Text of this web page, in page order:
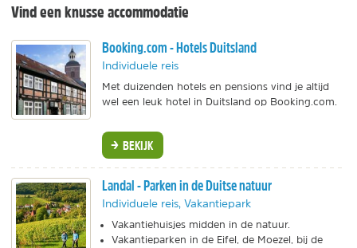
Vind een knusse accommodatie
Booking.com - Hotels Duitsland
Individuele reis
Met duizenden hotels en pensions vind je altijd
wel een leuk hotel in Duitsland op Booking.com.
BEKIJK
Landal - Parken in de Duitse natuur
Individuele reis, Vakantiepark
Vakantiehuisjes midden in de natuur.
Vakantieparken in de Eifel, de Moezel, bij de